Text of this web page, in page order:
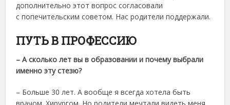
дополнительно этот вопрос согласовали
с попечительским советом. Нас родители поддержали.
ПУТЬ В ПРОФЕССИЮ
– А сколько лет вы в образовании и почему выбрали
именно эту стезю?
– Больше 30 лет. А вообще я всегда хотела быть